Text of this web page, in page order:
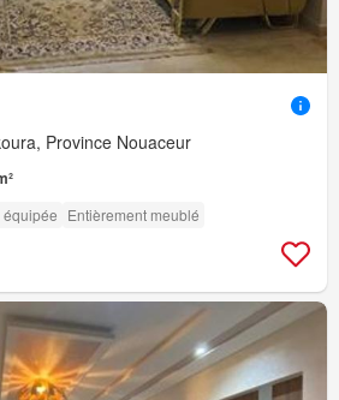
Province Nouaceur
Entièrement meublé